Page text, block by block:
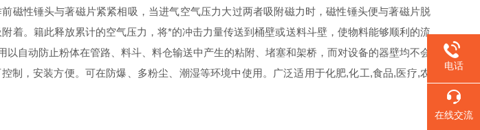
磁性锤头与著磁片紧紧相吸，当进气空气压力大过两者吸附磁力时，磁性锤头便与著磁片脱
着。籍此释放累计的空气压力，将*的冲击力量传送到桶壁或送料斗壁，使物料能够顺利的流
自动防止粉体在管路、料斗、料仓输送中产生的粘附、堵塞和架桥，而对设备的器壁均不会
，安装方便。可在防爆、多粉尘、潮湿等环境中使用。广泛适用于化肥,化工,食品,医疗,农
电话
在线交流